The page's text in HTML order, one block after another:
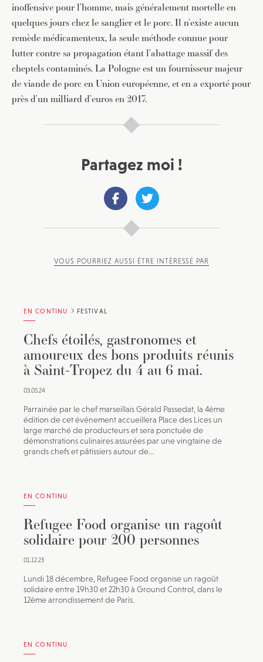
inoffensive pour l’homme, mais généralement mortelle en
quelques jours chez le sanglier et le porc. Il n’existe aucun
remède médicamenteux, la seule méthode connue pour
lutter contre sa propagation étant l’abattage massif des
cheptels contaminés. La Pologne est un fournisseur majeur
de viande de porc en Union européenne, et en a exporté pour
près d’un milliard d’euros en 2017.
Partagez moi !
VOUS POURRIEZ AUSSI ÊTRE INTÉRESSÉ PAR
EN CONTINU FESTIVAL
Chefs étoilés, gastronomes et
amoureux des bons produits réunis
à Saint-Tropez du 4 au 6 mai.
03.05.24
Parrainée par le chef marseillais Gérald Passedat, la 4ème
édition de cet événement accueillera Place des Lices un
large marché de producteurs et sera ponctuée de
démonstrations culinaires assurées par une vingtaine de
grands chefs et pâtissiers autour de...
EN CONTINU
Refugee Food organise un ragoût
solidaire pour 200 personnes
01.12.23
Lundi 18 décembre, Refugee Food organise un ragoût
solidaire entre 19h30 et 22h30 à Ground Control, dans le
12ème arrondissement de Paris.
EN CONTINU